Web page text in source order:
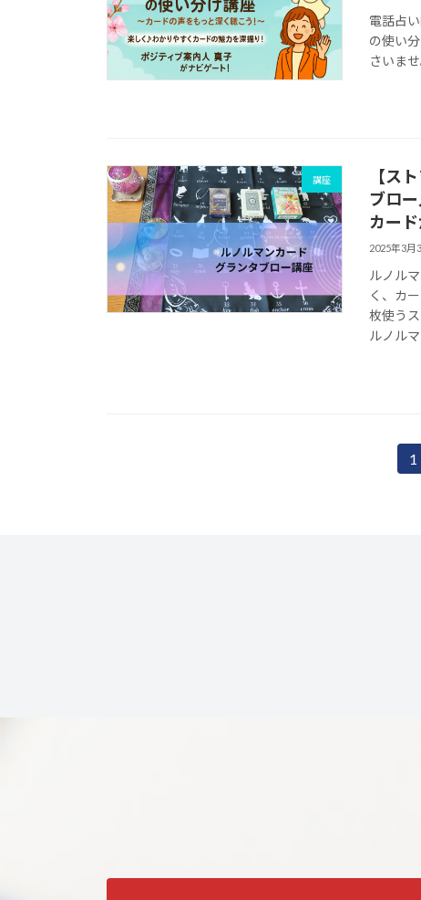
電話占
の使い
さいませ
講座
【ス
ブロ
カー
2025年3月
ルノル
く、カ
枚使う
ルノル
固
1